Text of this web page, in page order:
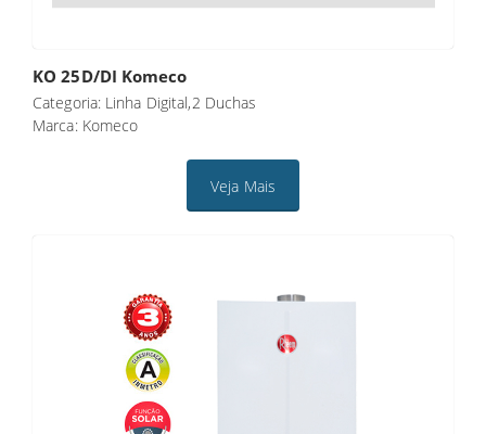
KO 25D/DI Komeco
Categoria: Linha Digital,2 Duchas
Marca: Komeco
Veja Mais